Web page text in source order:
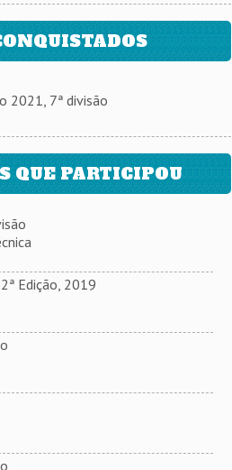
7ª divisão
QUE PARTICIPOU
Edição, 2019